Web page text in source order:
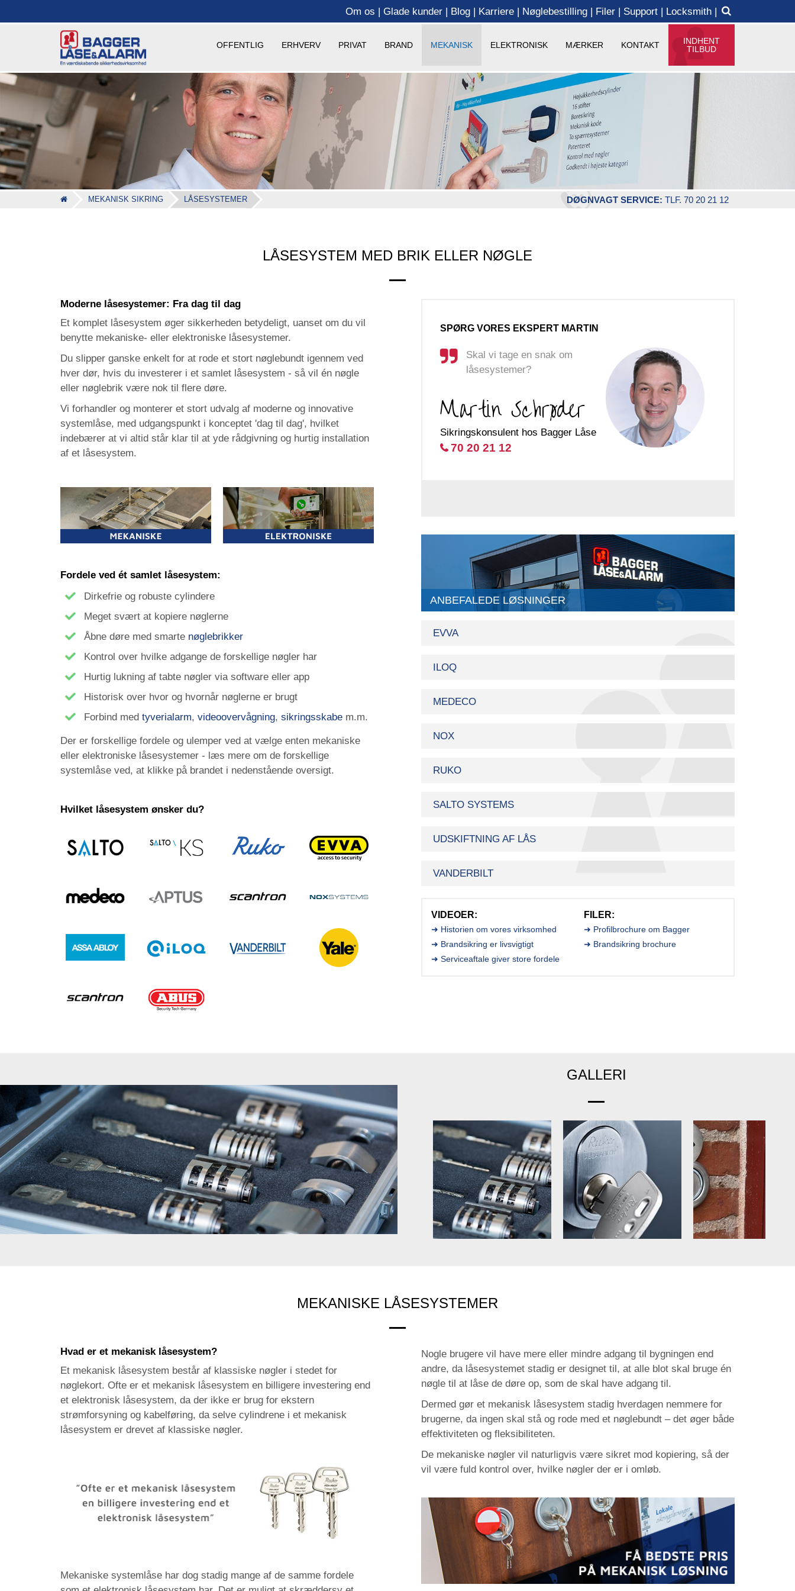
Om os Glade kunder Blog Karriere Nøglebestilling Filer Support Locksmith
OFFENTLIG ERHVERV PRIVAT BRAND MEKANISK ELEKTRONISK MÆRKER KONTAKT
INDHENT
TILBUD
MEKANISK SIKRING LÅSESYSTEMER DØGNVAGT SERVICE: TLF. 70 20 21 12
LÅSESYSTEM MED BRIK ELLER NØGLE
Moderne låsesystemer: Fra dag til dag
Et komplet låsesystem øger sikkerheden betydeligt, uanset om du vil
benytte mekaniske- eller elektroniske låsesystemer.
Du slipper ganske enkelt for at rode et stort nøglebundt igennem ved
hver dør, hvis du investerer i et samlet låsesystem - så vil én nøgle
eller nøglebrik være nok til flere døre.
Vi forhandler og monterer et stort udvalg af moderne og innovative
systemlåse, med udgangspunkt i konceptet 'dag til dag', hvilket
indebærer at vi altid står klar til at yde rådgivning og hurtig installation
af et låsesystem.
Fordele ved ét samlet låsesystem:
Dirkefrie og robuste cylindere
Meget svært at kopiere nøglerne
Åbne døre med smarte nøglebrikker
Kontrol over hvilke adgange de forskellige nøgler har
Hurtig lukning af tabte nøgler via software eller app
Historisk over hvor og hvornår nøglerne er brugt
Forbind med tyverialarm, videoovervågning, sikringsskabe m.m.
Der er forskellige fordele og ulemper ved at vælge enten mekaniske
eller elektroniske låsesystemer - læs mere om de forskellige
systemlåse ved, at klikke på brandet i nedenstående oversigt.
Hvilket låsesystem ønsker du?
SPØRG VORES EKSPERT MARTIN
Skal vi tage en snak om
låsesystemer?
Martin Schrøder
Sikringskonsulent hos Bagger Låse
70 20 21 12
ANBEFALEDE LØSNINGER
EVVA
ILOQ
MEDECO
NOX
RUKO
SALTO SYSTEMS
UDSKIFTNING AF LÅS
VANDERBILT
VIDEOER:
➜ Historien om vores virksomhed
➜ Brandsikring er livsvigtigt
➜ Serviceaftale giver store fordele
FILER:
➜ Profilbrochure om Bagger
➜ Brandsikring brochure
GALLERI
MEKANISKE LÅSESYSTEMER
Hvad er et mekanisk låsesystem?
Et mekanisk låsesystem består af klassiske nøgler i stedet for
nøglekort. Ofte er et mekanisk låsesystem en billigere investering end
et elektronisk låsesystem, da der ikke er brug for ekstern
strømforsyning og kabelføring, da selve cylindrene i et mekanisk
låsesystem er drevet af klassiske nøgler.
Mekaniske systemlåse har dog stadig mange af de samme fordele
Nogle brugere vil have mere eller mindre adgang til bygningen end
andre, da låsesystemet stadig er designet til, at alle blot skal bruge én
nøgle til at låse de døre op, som de skal have adgang til.
Dermed gør et mekanisk låsesystem stadig hverdagen nemmere for
brugerne, da ingen skal stå og rode med et nøglebundt – det øger både
effektiviteten og fleksibiliteten.
De mekaniske nøgler vil naturligvis være sikret mod kopiering, så der
vil være fuld kontrol over, hvilke nøgler der er i omløb.